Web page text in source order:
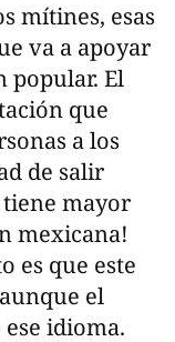
mítines, esas
va a apoyar
popular. El
que
a los
de salir
mayor
mexicana!
es que este
el
idioma.